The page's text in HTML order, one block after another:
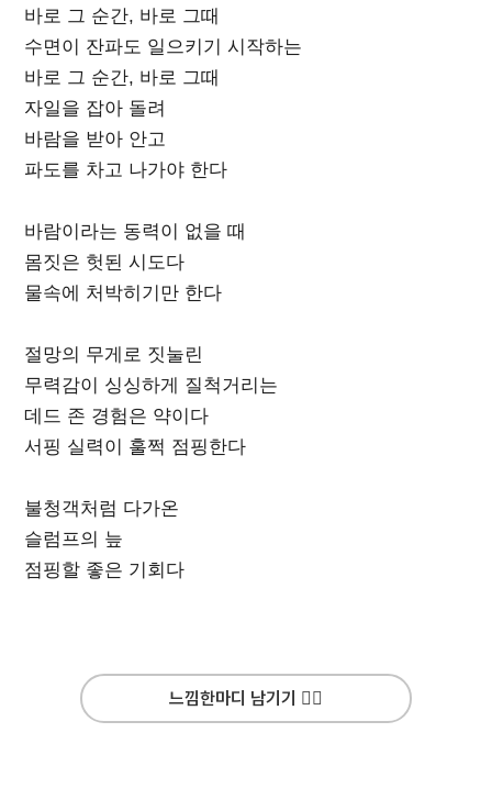
바로 그 순간, 바로 그때
수면이 잔파도 일으키기 시작하는
바로 그 순간, 바로 그때
자일을 잡아 돌려
바람을 받아 안고
파도를 차고 나가야 한다
바람이라는 동력이 없을 때
몸짓은 헛된 시도다
물속에 처박히기만 한다
절망의 무게로 짓눌린
무력감이 싱싱하게 질척거리는
데드 존 경험은 약이다
서핑 실력이 훌쩍 점핑한다
불청객처럼 다가온
슬럼프의 늪
점핑할 좋은 기회다
느낌한마디 남기기 ✍🏻